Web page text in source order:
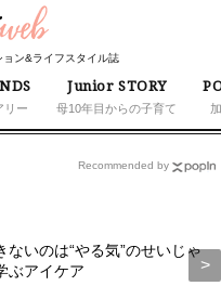
ョン&ライフスタイル誌
リー
Junior STORY
母10年目からの子育て
ないのは“やる気”のせいじゃ
ぶアイケア
Recommended by